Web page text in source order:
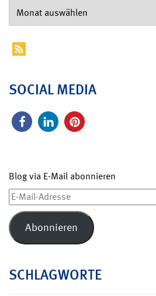
SOCIAL MEDIA
Blog via E-Mail abonnieren
E-
Mail-
Adresse
Abonnieren
SCHLAGWORTE